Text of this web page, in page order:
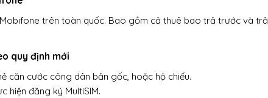
trên toàn quốc. Bao gồm cả thuê bao trả trước và trả
quy định mới
căn cước công dân bản gốc, hoặc hộ chiếu.
hiện đăng ký MultiSIM.